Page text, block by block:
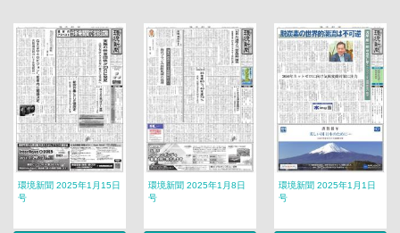
環境新聞 2025年1月15日
号
環境新聞 2025年1月8日
号
環境新聞 2025年1月1日
号